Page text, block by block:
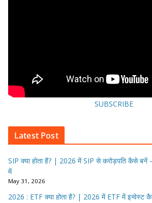
SUBSCRIBE
Latest Post
SIP क्या होता है? | 2026 में SIP से करोड़पति कैसे बनें
में
May 31, 2026
2026 : ETF क्या होता है? | 2026 में ETF में इन्वेस्ट